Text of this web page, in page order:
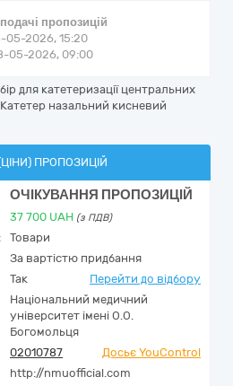
пропозицій
05-2026, 15:20
05-2026, 09:00
для катетеризації центральних
назальний кисневий
ПРОПОЗИЦІЙ
ОЧІКУВАННЯ ПРОПОЗИЦІЙ
37 700 UAH (з ПДВ)
Товари
За вартістю придбання
Так Перейти до відбору
Національний медичний
університет імені О.О.
Богомольця
02010787
Досьє YouControl
http://nmuofficial.com